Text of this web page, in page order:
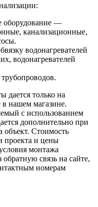
оборудование —
канализационные,
водонагревателей
водонагревателей
дается только на
в нашем магазине.
с использованием
дополнительно при
объект. Стоимость
проекта и цены
монтажа
связь на сайте,
номерам